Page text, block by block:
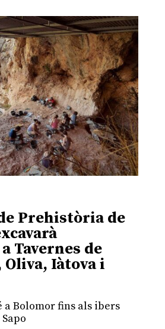
Prehistòria de
Tavernes de
Iàtova i
a Bolomor fins als ibers